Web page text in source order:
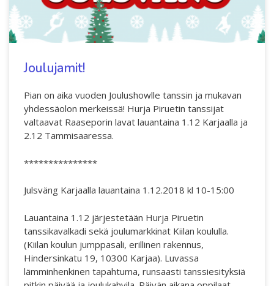
Joulujamit!
Pian on aika vuoden Joulushowlle tanssin ja mukavan
yhdessäolon merkeissä! Hurja Piruetin tanssijat
valtaavat Raaseporin lavat lauantaina 1.12 Karjaalla ja
2.12 Tammisaaressa.
***************
Julsväng Karjaalla lauantaina 1.12.2018 kl 10-15:00
Lauantaina 1.12 järjestetään Hurja Piruetin
tanssikavalkadi sekä joulumarkkinat Kiilan koululla.
(Kiilan koulun jumppasali, erillinen rakennus,
Hindersinkatu 19, 10300 Karjaa). Luvassa
lämminhenkinen tapahtuma, runsaasti tanssiesityksiä